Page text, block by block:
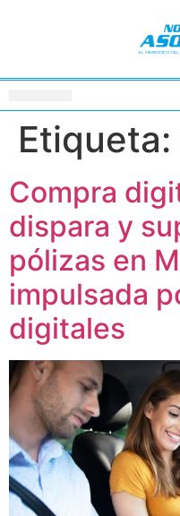
Etiqueta:
Compra
dispara y
pólizas en
impulsada
digitales